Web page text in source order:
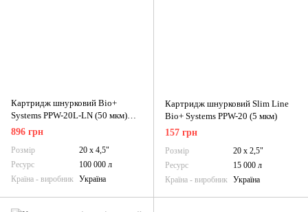
Картридж шнурковий Bio+
Systems PPW-20L-LN (50 мкм)
BigBlue 20″
896 грн
Розмір
20 х 4,5"
Ресурс
100 000 л
Країна - виробник
Україна
Картридж шнурковий Slim Line
Bio+ Systems PPW-20 (5 мкм)
157 грн
Розмір
20 х 2,5"
Ресурс
15 000 л
Країна - виробник
Україна